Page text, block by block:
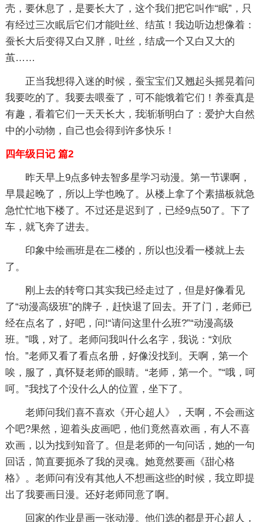
壳，要休息了，是要长大了，这个我们把它叫作“眠”，只
有经过三次眠后它们才能吐丝、结茧！我边听边想像着：
蚕长大后变得又白又胖，吐丝，结成一个又白又大的
茧……
正当我想得入迷的时候，蚕宝宝们又翘起头摇晃着问
我要吃的了。我要去喂蚕了，可不能饿着它们！养蚕真是
有趣，看着它们一天天长大，我渐渐明白了：爱护大自然
中的小动物，自己也会得到许多快乐！
四年级日记 篇2
昨天早上9点多钟去智多星学习动漫。第一节课啊，
早晨起晚了，所以上学也晚了。从楼上拿了个素描板就急
急忙忙地下楼了。不过还是迟到了，已经9点50了。下了
车，就飞奔了进去。
印象中绘画班是在二楼的，所以也没看一楼就上去
了。
刚上去的转弯口其实我已经走过了，但是好像看见
了“动漫高级班”的牌子，赶快退了回去。开了门，老师已
经在点名了，好吧，问!“请问这里什么班?”“动漫高级
班。”哦，对了。老师问我叫什么名字，我说：“刘欣
怡。”老师又看了看点名册，好像没找到。天啊，第一个
唉，服了，真怀疑老师的眼睛。“老师，第一个。”“哦，呵
呵。”我找了个没什么人的位置，坐下了。
老师问我们喜不喜欢《开心超人》，天啊，不会画这
个吧?果然，迎着头皮画吧，他们竟然喜欢画，有人不喜
欢画，以为找到知音了。但是老师的一句问话，她的一句
回话，简直要扼杀了我的灵魂。她竟然要画《甜心格
格》。老师问有没有其他人不想画这些的时候，我立即提
出了我要画日漫。还好老师同意了啊。
回家的作业是画一张动漫。他们选的都是开心超人，